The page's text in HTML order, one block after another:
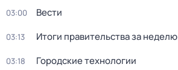
03:00 Вести
03:13 Итоги правительства за неделю
03:18 Городские технологии